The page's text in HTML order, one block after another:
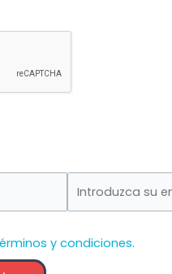
y condiciones.